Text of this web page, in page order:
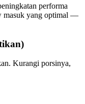
performa
masuk yang optimal —
Kurangi porsinya,